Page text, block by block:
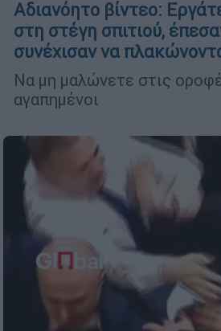
Αδιανόητο βίντεο:
στη στέγη σπιτιού,
συνέχισαν να
Να μη μαλώνετε στις
αγαπημένοι